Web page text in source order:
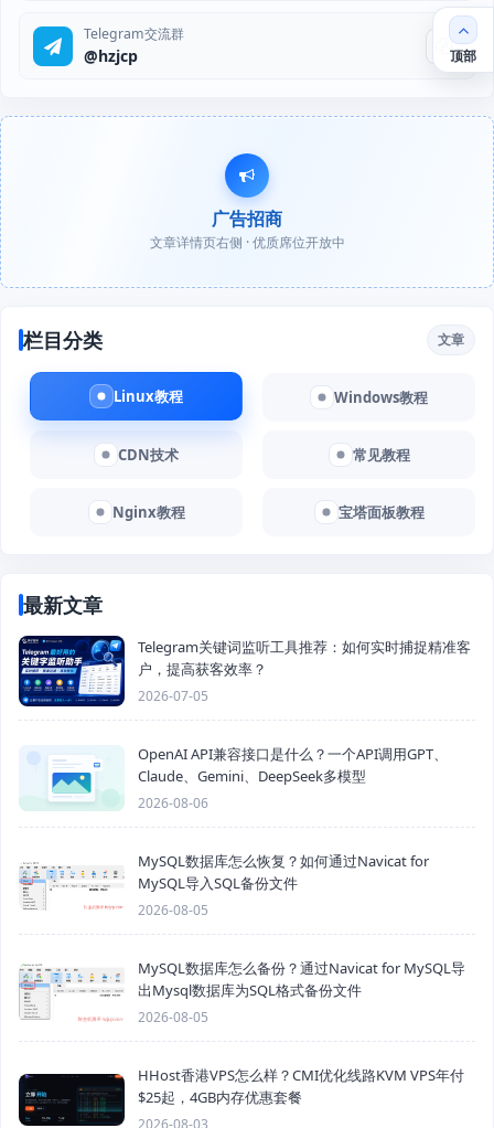
Telegram交流群
@hzjcp
广告招商
文章详情页右侧 · 优质席位开放中
栏目分类 文章
Linux教程 Windows教程
CDN技术 常见教程
Nginx教程 宝塔面板教程
最新文章
Telegram关键词监听工具推荐：如何实时捕捉精准客
户，提高获客效率？
2026-07-05
OpenAI API兼容接口是什么？一个API调用GPT、
Claude、Gemini、DeepSeek多模型
2026-08-06
MySQL数据库怎么恢复？如何通过Navicat for
MySQL导入SQL备份文件
2026-08-05
MySQL数据库怎么备份？通过Navicat for MySQL导
出Mysql数据库为SQL格式备份文件
2026-08-05
HHost香港VPS怎么样？CMI优化线路KVM VPS年付
$25起，4GB内存优惠套餐
顶部